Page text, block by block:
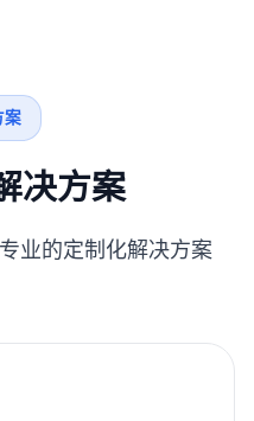
案
决方案
业的定制化解决方案